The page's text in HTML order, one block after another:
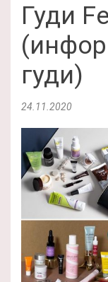
Гуди
гуди)
24.11.2020